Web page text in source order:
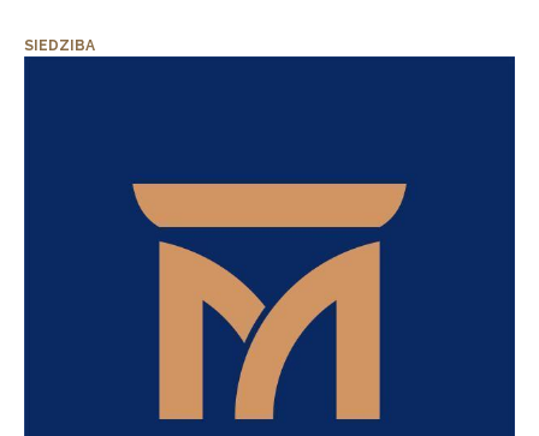
SIEDZIBA